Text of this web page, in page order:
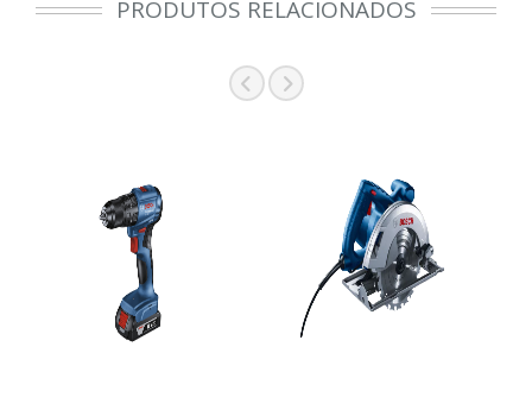
PRODUTOS RELACIONADOS